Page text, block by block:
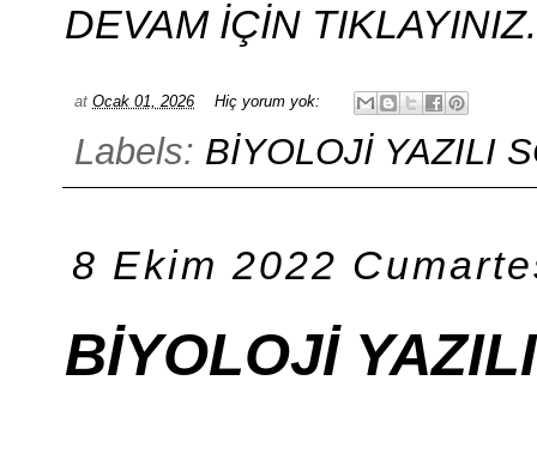
DEVAM İÇİN
at Ocak 01, 2026 Hiç yorum yok:
Labels: BİYOLOJİ YAZILI
8 Ekim 2022
BİYOLOJİ